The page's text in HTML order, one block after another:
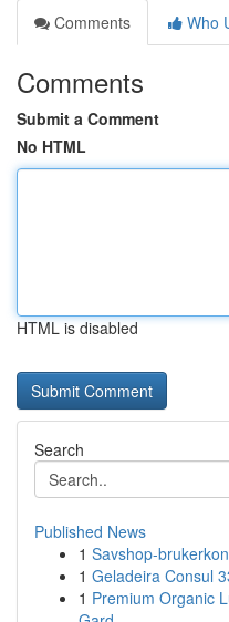
Comments
Who
Comments
Submit a Comment
No HTML
HTML is disabled
Search
Published News
1 Savshop-
1 Geladeira Consul
1 Premium Organic